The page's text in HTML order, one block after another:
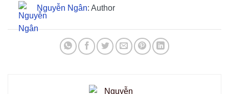
Nguyễn Ngân: Author